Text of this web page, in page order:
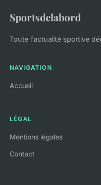
Sportsdelabord
Toute l'actualité sportive
NAVIGATION
Accueil
LÉGAL
Mentions légales
Contact